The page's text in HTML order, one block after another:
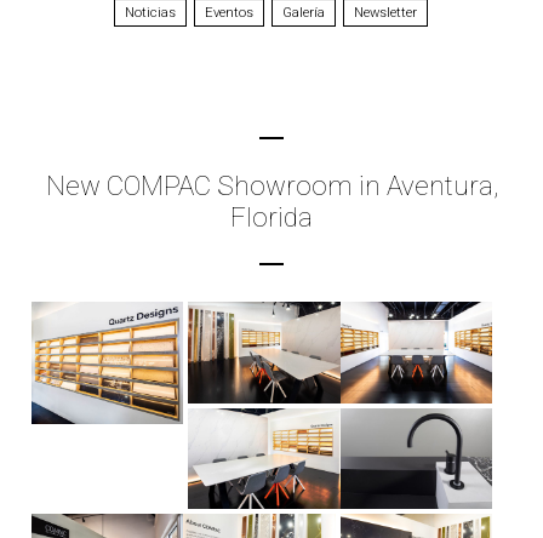
Noticias Eventos Galería Newsletter
New COMPAC Showroom in Aventura,
Florida